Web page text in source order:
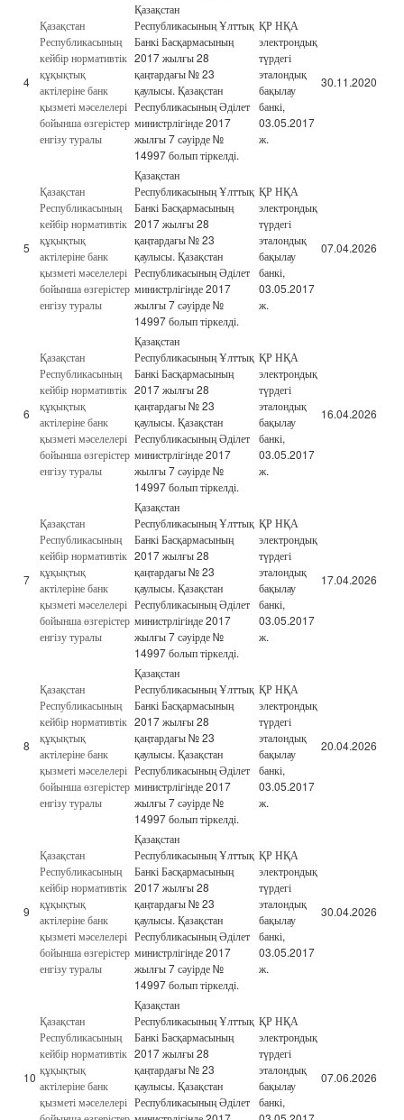
4
Қазақстан
Республикасының
кейбір нормативтік
құқықтық
актілеріне банк
қызметі мәселелері
бойынша өзгерістер
енгізу туралы
Қазақстан
Республикасының Ұлттық
Банкі Басқармасының
2017 жылғы 28
қаңтардағы № 23
қаулысы. Қазақстан
Республикасының Әділет
министрлігінде 2017
жылғы 7 сәуірде №
14997 болып тіркелді.
ҚР НҚА
электрондық
түрдегі
эталондық
бақылау
банкі,
03.05.2017
ж.
30.11.2020
5
Қазақстан
Республикасының
кейбір нормативтік
құқықтық
актілеріне банк
қызметі мәселелері
бойынша өзгерістер
енгізу туралы
Қазақстан
Республикасының Ұлттық
Банкі Басқармасының
2017 жылғы 28
қаңтардағы № 23
қаулысы. Қазақстан
Республикасының Әділет
министрлігінде 2017
жылғы 7 сәуірде №
14997 болып тіркелді.
ҚР НҚА
электрондық
түрдегі
эталондық
бақылау
банкі,
03.05.2017
ж.
07.04.2026
6
Қазақстан
Республикасының
кейбір нормативтік
құқықтық
актілеріне банк
қызметі мәселелері
бойынша өзгерістер
енгізу туралы
Қазақстан
Республикасының Ұлттық
Банкі Басқармасының
2017 жылғы 28
қаңтардағы № 23
қаулысы. Қазақстан
Республикасының Әділет
министрлігінде 2017
жылғы 7 сәуірде №
14997 болып тіркелді.
ҚР НҚА
электрондық
түрдегі
эталондық
бақылау
банкі,
03.05.2017
ж.
16.04.2026
7
Қазақстан
Республикасының
кейбір нормативтік
құқықтық
актілеріне банк
қызметі мәселелері
бойынша өзгерістер
енгізу туралы
Қазақстан
Республикасының Ұлттық
Банкі Басқармасының
2017 жылғы 28
қаңтардағы № 23
қаулысы. Қазақстан
Республикасының Әділет
министрлігінде 2017
жылғы 7 сәуірде №
14997 болып тіркелді.
ҚР НҚА
электрондық
түрдегі
эталондық
бақылау
банкі,
03.05.2017
ж.
17.04.2026
8
Қазақстан
Республикасының
кейбір нормативтік
құқықтық
актілеріне банк
қызметі мәселелері
бойынша өзгерістер
енгізу туралы
Қазақстан
Республикасының Ұлттық
Банкі Басқармасының
2017 жылғы 28
қаңтардағы № 23
қаулысы. Қазақстан
Республикасының Әділет
министрлігінде 2017
жылғы 7 сәуірде №
14997 болып тіркелді.
ҚР НҚА
электрондық
түрдегі
эталондық
бақылау
банкі,
03.05.2017
ж.
20.04.2026
9
Қазақстан
Республикасының
кейбір нормативтік
құқықтық
актілеріне банк
қызметі мәселелері
бойынша өзгерістер
енгізу туралы
Қазақстан
Республикасының Ұлттық
Банкі Басқармасының
2017 жылғы 28
қаңтардағы № 23
қаулысы. Қазақстан
Республикасының Әділет
министрлігінде 2017
жылғы 7 сәуірде №
14997 болып тіркелді.
ҚР НҚА
электрондық
түрдегі
эталондық
бақылау
банкі,
03.05.2017
ж.
30.04.2026
10
Қазақстан
Республикасының
кейбір нормативтік
құқықтық
актілеріне банк
қызметі мәселелері
Қазақстан
Республикасының Ұлттық
Банкі Басқармасының
2017 жылғы 28
қаңтардағы № 23
қаулысы. Қазақстан
Республикасының Әділет
ҚР НҚА
электрондық
түрдегі
эталондық
бақылау
банкі,
07.06.2026